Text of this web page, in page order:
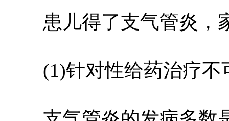
患儿得了支气管炎，
(1)针对性给药治疗不